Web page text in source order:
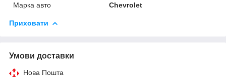
Марка авто
Chevrolet
Приховати
Умови доставки
Нова Пошта